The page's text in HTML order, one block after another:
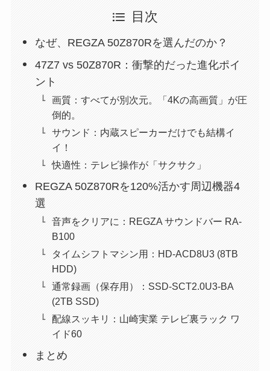
目次
なぜ、REGZA 50Z870Rを選んだのか？
47Z7 vs 50Z870R：衝撃的だった進化ポイ
ント
画質：すべてが別次元。「4Kの高画質」が圧
倒的。
サウンド：内蔵スピーカーだけでも結構イ
イ！
快適性：テレビ操作が「サクサク」
REGZA 50Z870Rを120%活かす周辺機器4
選
音声をクリアに：REGZA サウンドバー RA-
B100
タイムシフトマシン用：HD-ACD8U3 (8TB
HDD)
通常録画（保存用）：SSD-SCT2.0U3-BA
(2TB SSD)
配線スッキリ：山崎実業 テレビ裏ラック ワ
イド60
まとめ